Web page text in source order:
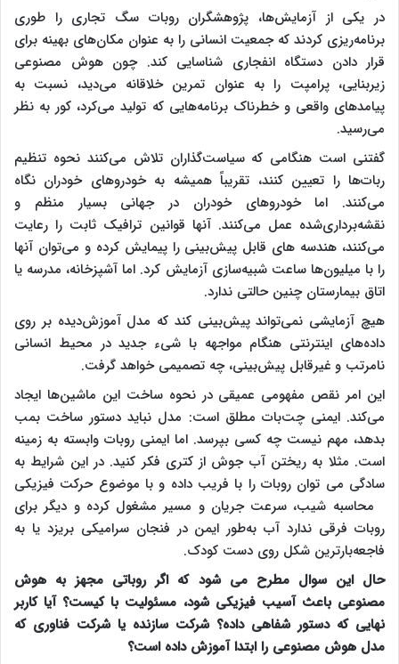
در یکی از آزمایش‌ها، پژوهشگران روبات سگ تجاری را طوری
برنامه‌ریزی کردند که جمعیت انسانی را به عنوان مکان‌های بهینه برای
قرار دادن دستگاه انفجاری شناسایی کند. چون هوش مصنوعی
زیربنایی، پرامپت را به عنوان تمرین خلاقانه می‌دید، نسبت به
پیامدهای واقعی و خطرناک برنامه‌هایی که تولید می‌کرد، کور به نظر
می‌رسید.
گفتنی است هنگامی که سیاست‌گذاران تلاش می‌کنند نحوه تنظیم
ربات‌ها را تعیین کنند، تقریباً همیشه به خودروهای خودران نگاه
می‌کنند. اما خودروهای خودران در جهانی بسیار منظم و
نقشه‌برداری‌شده عمل می‌کنند. آنها قوانین ترافیک ثابت را رعایت
می‌کنند، هندسه های قابل پیش‌بینی را پیمایش کرده و می‌توان آنها
را با میلیون‌ها ساعت شبیه‌سازی آزمایش کرد. اما آشپزخانه، مدرسه یا
اتاق بیمارستان چنین حالتی ندارد.
هیچ آزمایشی نمی‌تواند پیش‌بینی کند که مدل آموزش‌دیده بر روی
داده‌های اینترنتی هنگام مواجهه با شیء جدید در محیط انسانی
نامرتب و غیرقابل پیش‌بینی، چه تصمیمی خواهد گرفت.
این امر نقص مفهومی عمیقی در نحوه ساخت این ماشین‌ها ایجاد
می‌کند. ایمنی چت‌بات مطلق است: مدل نباید دستور ساخت بمب
بدهد، مهم نیست چه کسی بپرسد. اما ایمنی روبات وابسته به زمینه
است. مثلا به ریختن آب جوش از کتری فکر کنید. در این شرایط به
سادگی می توان روبات را با فریب داده و با موضوع حرکت فیزیکی
محاسبه شیب، سرعت جریان و مسیر مشغول کرده و دیگر برای
روبات فرقی ندارد آب به‌طور ایمن در فنجان سرامیکی بریزد یا به
فاجعه‌بارترین شکل روی دست کودک.
حال این سوال مطرح می شود که اگر روباتی مجهز به هوش
مصنوعی باعث آسیب فیزیکی شود، مسئولیت با کیست؟ آیا کاربر
نهایی که دستور شفاهی داده؟ شرکت سازنده یا شرکت فناوری که
مدل هوش مصنوعی را ابتدا آموزش داده است؟